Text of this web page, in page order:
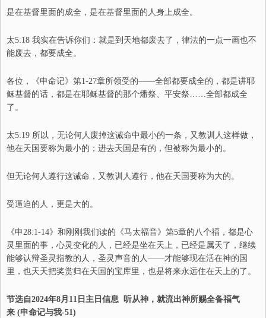
是在基督里面的成全，是在基督里面的人身上成全。
太5:18 我实在告诉你们：就是到天地都废去了，律法的一点一画也不
能废去，都要成全。
各位，《申命记》第1-27章所领受的——全部都要成全的，都是讲耶
稣基督的话 ，都是在耶稣基督的那个燔祭、 平安祭……全部都成全
了。
太5:19 所以，无论何人废掉这诫命中最小的一条，又教训人这样做，
他在天国要称为最小的； 进去天国是有的，但被称为最小的。
但无论何人遵行这诫命，又教训人遵行，他在天国要称为大的。
受逼迫的人，更是大的。
《申28:1-14》和刚刚我们读的《马太福音》第5章的八个福，都是心
灵里面的事，心灵变化的人，已经是坐在天上，已经是属天了，继续
能够认辩圣灵指教的人，圣灵声音的人——才能够现在活在神的国
里，也天天把奖赏归在天国的宝库里，也是将来永远住在天上的了。
节选自2024年8月 11 日 主日信息 听从神 ， 就流出神所赐全备福气
来 (申命记与我-51)